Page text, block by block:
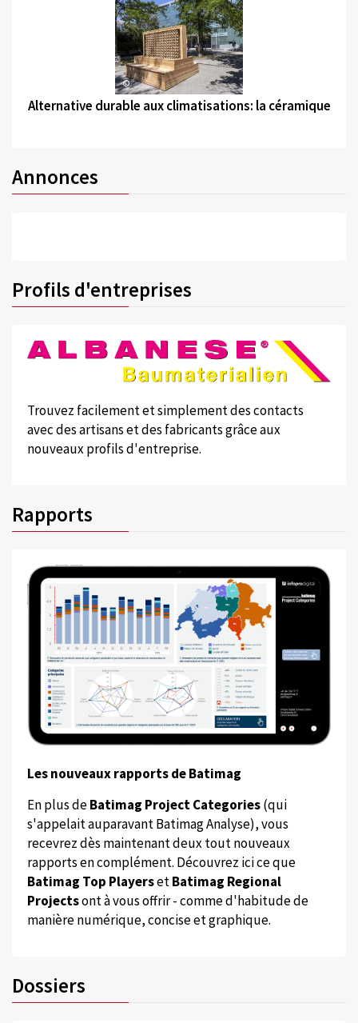
©
Alternative durable aux climatisations: la céramique
Annonces
Profils d'entreprises
Trouvez facilement et simplement des contacts
avec des artisans et des fabricants grâce aux
nouveaux profils d'entreprise.
Rapports
Les nouveaux rapports de Batimag
En plus deBatimag Project Categories(qui
s'appelait auparavant Batimag Analyse), vous
recevrez dès maintenant deux tout nouveaux
rapports en complément. Découvrez ici ce que
Batimag Top PlayersetBatimag Regional
Projectsont à vous offrir - comme d'habitude de
manière numérique, concise et graphique.
Dossiers